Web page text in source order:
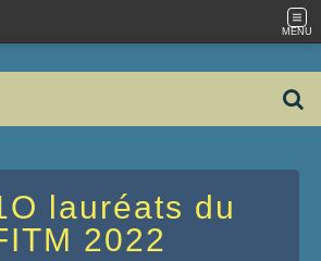
MENU
lauréats du
2022